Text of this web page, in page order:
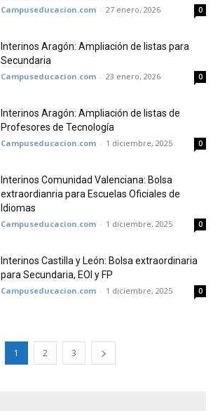
Campuseducacion.com - 27 enero, 2026 0
Interinos Aragón: Ampliación de listas para
Secundaria
Campuseducacion.com - 23 enero, 2026 0
Interinos Aragón: Ampliación de listas de
Profesores de Tecnología
Campuseducacion.com - 1 diciembre, 2025 0
Interinos Comunidad Valenciana: Bolsa
extraordianria para Escuelas Oficiales de
Idiomas
Campuseducacion.com - 1 diciembre, 2025 0
Interinos Castilla y León: Bolsa extraordinaria
para Secundaria, EOI y FP
Campuseducacion.com - 1 diciembre, 2025 0
1 2 3